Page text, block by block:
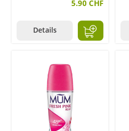
5.90 CHF
Details